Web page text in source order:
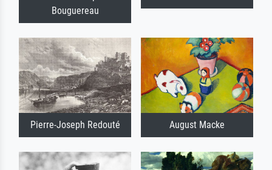
Bouguereau
Pierre-Joseph Redouté August Macke